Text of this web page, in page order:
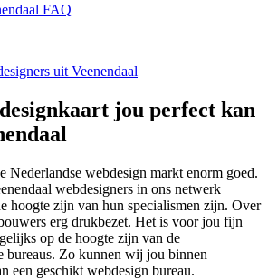
FAQ
uit Veenendaal
jou perfect kan
Nederlandse webdesign markt enorm goed.
webdesigners in ons netwerk
hoogte zijn van hun specialismen zijn. Over
erg drukbezet. Het is voor jou fijn
op de hoogte zijn van de
bureaus. Zo kunnen wij jou binnen
een geschikt webdesign bureau.